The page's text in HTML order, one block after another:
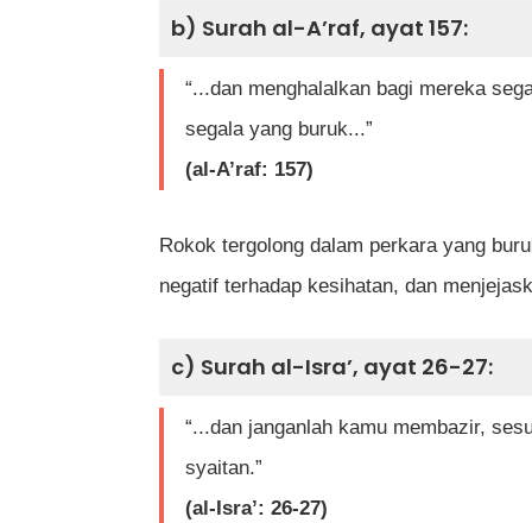
b) Surah al-A’raf, ayat 157:
“...dan menghalalkan bagi mereka
segala yang buruk...”
(al-A’raf: 157)
Rokok tergolong dalam perkara yang
negatif terhadap kesihatan, dan
c) Surah al-Isra’, ayat 26-27:
“...dan janganlah kamu membazir,
syaitan.”
(al-Isra’: 26-27)